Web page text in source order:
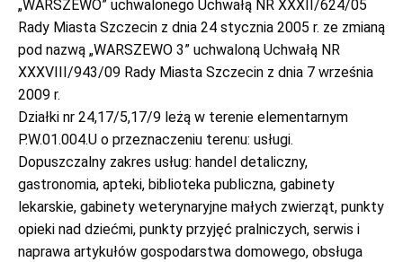
„WARSZEWO” uchwalonego Uchwałą NR XXXII/624/05
Rady Miasta Szczecin z dnia 24 stycznia 2005 r. ze zmianą
pod nazwą „WARSZEWO 3” uchwaloną Uchwałą NR
XXXVIII/943/09 Rady Miasta Szczecin z dnia 7 września
2009 r.
Działki nr 24,17/5,17/9 leżą w terenie elementarnym
P.W.01.004.U o przeznaczeniu terenu: usługi.
Dopuszczalny zakres usług: handel detaliczny,
gastronomia, apteki, biblioteka publiczna, gabinety
lekarskie, gabinety weterynaryjne małych zwierząt, punkty
opieki nad dziećmi, punkty przyjęć pralniczych, serwis i
naprawa artykułów gospodarstwa domowego, obsługa